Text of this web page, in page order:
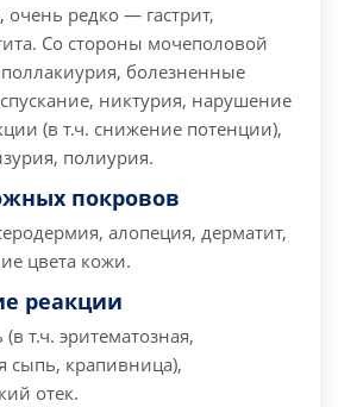
очень редко — гастрит,
Со стороны мочеполовой
болезненные
никтурия, нарушение
(в т.ч. снижение потенции),
полиурия.
покровов
алопеция, дерматит,
цвета кожи.
реакции
т.ч. эритематозная,
сыпь, крапивница),
отек.